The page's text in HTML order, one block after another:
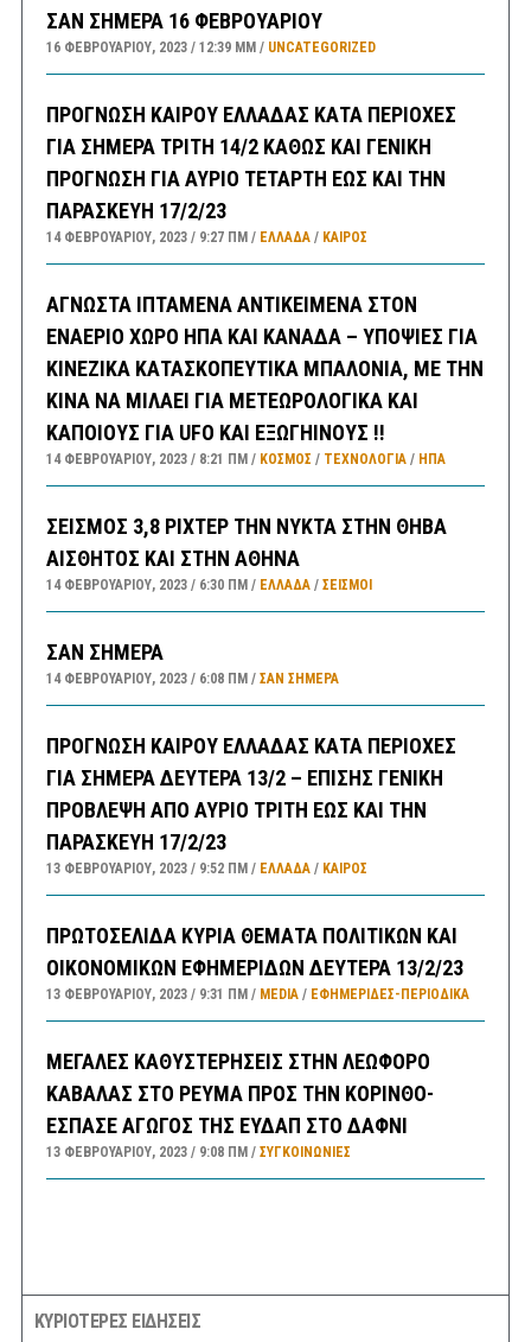
ΣΑΝ ΣΗΜΕΡΑ 16 ΦΕΒΡΟΥΑΡΙΟΥ
16 ΦΕΒΡΟΥΑΡΊΟΥ, 2023 12:39 ΜΜ UNCATEGORIZED
ΠΡΟΓΝΩΣΗ ΚΑΙΡΟΥ ΕΛΛΑΔΑΣ ΚΑΤΑ ΠΕΡΙΟΧΕΣ
ΓΙΑ ΣΗΜΕΡΑ ΤΡΙΤΗ 14/2 ΚΑΘΩΣ ΚΑΙ ΓΕΝΙΚΗ
ΠΡΟΓΝΩΣΗ ΓΙΑ ΑΥΡΙΟ ΤΕΤΑΡΤΗ ΕΩΣ ΚΑΙ ΤΗΝ
ΠΑΡΑΣΚΕΥΗ 17/2/23
14 ΦΕΒΡΟΥΑΡΊΟΥ, 2023 9:27 ΠΜ ΕΛΛΑΔA/ ΚΑΙΡΌΣ
ΑΓΝΩΣΤΑ ΙΠΤΑΜΕΝΑ ΑΝΤΙΚΕΙΜΕΝΑ ΣΤΟΝ
ΕΝΑΕΡΙΟ ΧΩΡΟ ΗΠΑ ΚΑΙ ΚΑΝΑΔΑ – ΥΠΟΨΙΕΣ ΓΙΑ
ΚΙΝΕΖΙΚΑ ΚΑΤΑΣΚΟΠΕΥΤΙΚΑ ΜΠΑΛΟΝΙΑ, ΜΕ ΤΗΝ
ΚΙΝΑ ΝΑ ΜΙΛΑΕΙ ΓΙΑ ΜΕΤΕΩΡΟΛΟΓΙΚΑ ΚΑΙ
ΚΑΠΟΙΟΥΣ ΓΙΑ UFO ΚΑΙ ΕΞΩΓΗΙΝΟΥΣ !!
14 ΦΕΒΡΟΥΑΡΊΟΥ, 2023 8:21 ΠΜ ΚΟΣΜΟΣ / ΤΕΧΝΟΛΟΓΙΑ/ ΗΠΑ
ΣΕΙΣΜΟΣ 3,8 ΡΙΧΤΕΡ ΤΗΝ ΝΥΚΤΑ ΣΤΗΝ ΘΗΒΑ
ΑΙΣΘΗΤΟΣ ΚΑΙ ΣΤΗΝ ΑΘΗΝΑ
14 ΦΕΒΡΟΥΑΡΊΟΥ, 2023 6:30 ΠΜ ΕΛΛΑΔA/ ΣΕΙΣΜΟΙ
ΣΑΝ ΣΗΜΕΡΑ
14 ΦΕΒΡΟΥΑΡΊΟΥ, 2023 6:08 ΠΜ ΣΑΝ ΣΉΜΕΡΑ
ΠΡΟΓΝΩΣΗ ΚΑΙΡΟΥ ΕΛΛΑΔΑΣ ΚΑΤΑ ΠΕΡΙΟΧΕΣ
ΓΙΑ ΣΗΜΕΡΑ ΔΕΥΤΕΡΑ 13/2 – ΕΠΙΣΗΣ ΓΕΝΙΚΗ
ΠΡΟΒΛΕΨΗ ΑΠΟ ΑΥΡΙΟ ΤΡΙΤΗ ΕΩΣ ΚΑΙ ΤΗΝ
ΠΑΡΑΣΚΕΥΗ 17/2/23
13 ΦΕΒΡΟΥΑΡΊΟΥ, 2023 9:52 ΠΜ ΕΛΛΑΔA/ ΚΑΙΡΌΣ
ΠΡΩΤΟΣΕΛΙΔΑ ΚΥΡΙΑ ΘΕΜΑΤΑ ΠΟΛΙΤΙΚΩΝ ΚΑΙ
ΟΙΚΟΝΟΜΙΚΩΝ ΕΦΗΜΕΡΙΔΩΝ ΔΕΥΤΕΡΑ 13/2/23
13 ΦΕΒΡΟΥΑΡΊΟΥ, 2023 9:31 ΠΜ MEDIA/ ΕΦΗΜΕΡΊΔΕΣ-ΠΕΡΙΟΔΙΚΆ
ΜΕΓΑΛΕΣ ΚΑΘΥΣΤΕΡΗΣΕΙΣ ΣΤΗΝ ΛΕΩΦΟΡΟ
ΚΑΒΑΛΑΣ ΣΤΟ ΡΕΥΜΑ ΠΡΟΣ ΤΗΝ ΚΟΡΙΝΘΟ-
ΕΣΠΑΣΕ ΑΓΩΓΟΣ ΤΗΣ ΕΥΔΑΠ ΣΤΟ ΔΑΦΝΙ
13 ΦΕΒΡΟΥΑΡΊΟΥ, 2023 9:08 ΠΜ ΣΥΓΚΟΙΝΩΝΊΕΣ
ΚΥΡΙΟΤΕΡΕΣ ΕΙΔΗΣΕΙΣ